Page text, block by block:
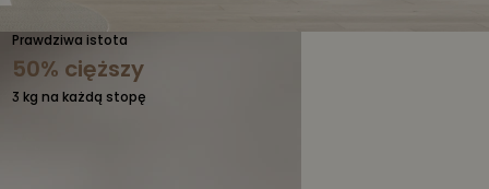
Prawdziwa istota
50% cięższy
3 kg na każdą stopę